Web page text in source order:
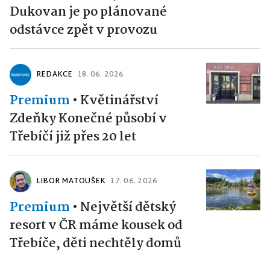
Dukovan je po plánované
odstávce zpět v provozu
REDAKCE 18. 06. 2026
Premium • Květinářství
Zdeňky Konečné působí v
Třebíčí již přes 20 let
LIBOR MATOUŠEK 17. 06. 2026
Premium • Největší dětský
resort v ČR máme kousek od
Třebíče, děti nechtěly domů